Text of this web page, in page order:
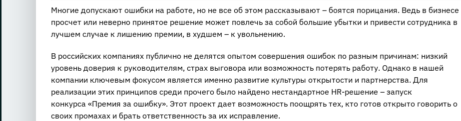
Многие допускают ошибки на работе, но не все об этом рассказывают – боятся порицания. Ведь в бизнесе
просчет или неверно принятое решение может повлечь за собой большие убытки и привести сотрудника в
лучшем случае к лишению премии, в худшем – к увольнению.
В российских компаниях публично не делятся опытом совершения ошибок по разным причинам: низкий
уровень доверия к руководителям, страх выговора или возможность потерять работу. Однако в нашей
компании ключевым фокусом является именно развитие культуры открытости и партнерства. Для
реализации этих принципов среди прочего было найдено нестандартное HR-решение – запуск
конкурса «Премия за ошибку». Этот проект дает возможность поощрять тех, кто готов открыто говорить о
своих промахах и брать ответственность за их исправление.